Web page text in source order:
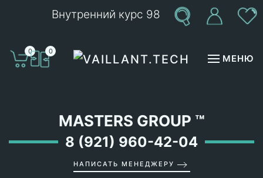
Внутренний курс 98
0 0
МЕНЮ
MASTERS GROUP ™
8 (921) 960-42-04
НАПИСАТЬ МЕНЕДЖЕРУ